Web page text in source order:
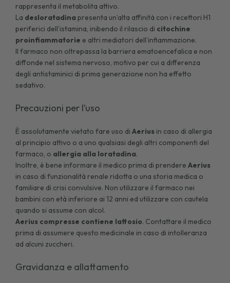
rappresenta il metabolita attivo.
La desloratadina presenta un’alta affinità con i recettori H1
periferici dell’istamina, inibendo il rilascio di citochine
proinfiammatorie e altri mediatori dell’infiammazione.
Il farmaco non oltrepassa la barriera ematoencefalica e non
diffonde nel sistema nervoso, motivo per cui a differenza
degli antistaminici di prima generazione non ha effetto
sedativo.
Precauzioni per l’uso
È assolutamente vietato fare uso diAerius in caso di allergia
al principio attivo o a uno qualsiasi degli altri componenti del
farmaco, o allergia alla loratadina.
Inoltre, è bene informare il medico prima di prendereAerius
in caso di funzionalità renale ridotta o una storia medica o
familiare di crisi convulsive. Non utilizzare il farmaco nei
bambini con età inferiore ai 12 anni ed utilizzare con cautela
quando si assume con alcol.
Aerius compresse contiene lattosio. Contattare il medico
prima di assumere questo medicinale in caso di intolleranza
ad alcuni zuccheri.
Gravidanza e allattamento